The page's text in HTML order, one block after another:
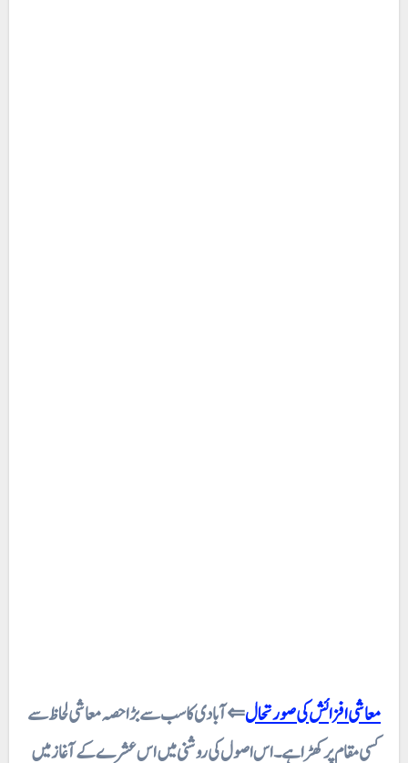
معاشی افزائش کی صورتحال⇐آبادی کا سب سے بڑا حصہ معاشی لحاظ سے
کسی مقام پر کھڑا ہے۔ اس اصول کی روشنی میں اس عشرے کے آغاز میں